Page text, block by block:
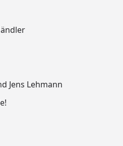
Jens Lehmann